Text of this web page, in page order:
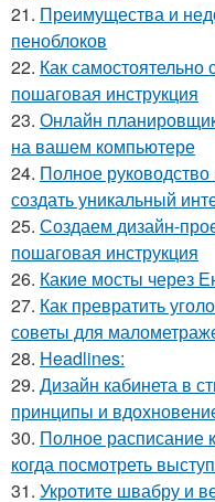
21. Преимущества и
пеноблоков
22. Как самостоятельно
пошаговая инструкция
23. Онлайн
на вашем компьютере
24. Полное
создать уникальный
25. Создаем дизайн-
пошаговая инструкция
26. Какие мосты через
27. Как превратить
советы для
28. Headlines:
29. Дизайн кабинета в
принципы и
30. Полное расписание
когда посмотреть
31. Укротите швабру и